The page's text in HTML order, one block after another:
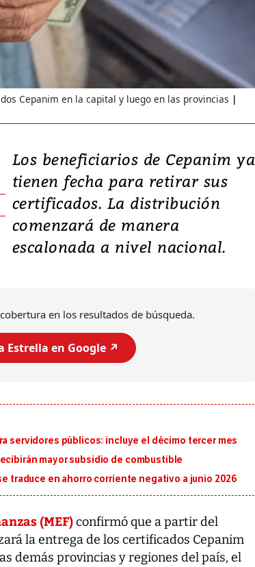
Cepanim en la capital y luego en las provincias
Los beneficiarios de Cepanim ya
tienen fecha para retirar sus
certificados. La distribución
comenzará de manera
escalonada a nivel nacional.
en los resultados de búsqueda.
Estrella en Google ↗️
servidores públicos: incluye el décimo tercer mes
mayor subsidio de combustible
traduce en ahorro corriente negativo a junio 2026
(MEF)confirmó que a partir del
la entrega de los certificados Cepanim
demás provincias y regiones del país, el
Un fuerte terremoto de magnitud
7,1 se registró este martes 28 de
julio en la prefectura de Kumamoto,
al sur de Japón, provocando una
emergencia de gran...